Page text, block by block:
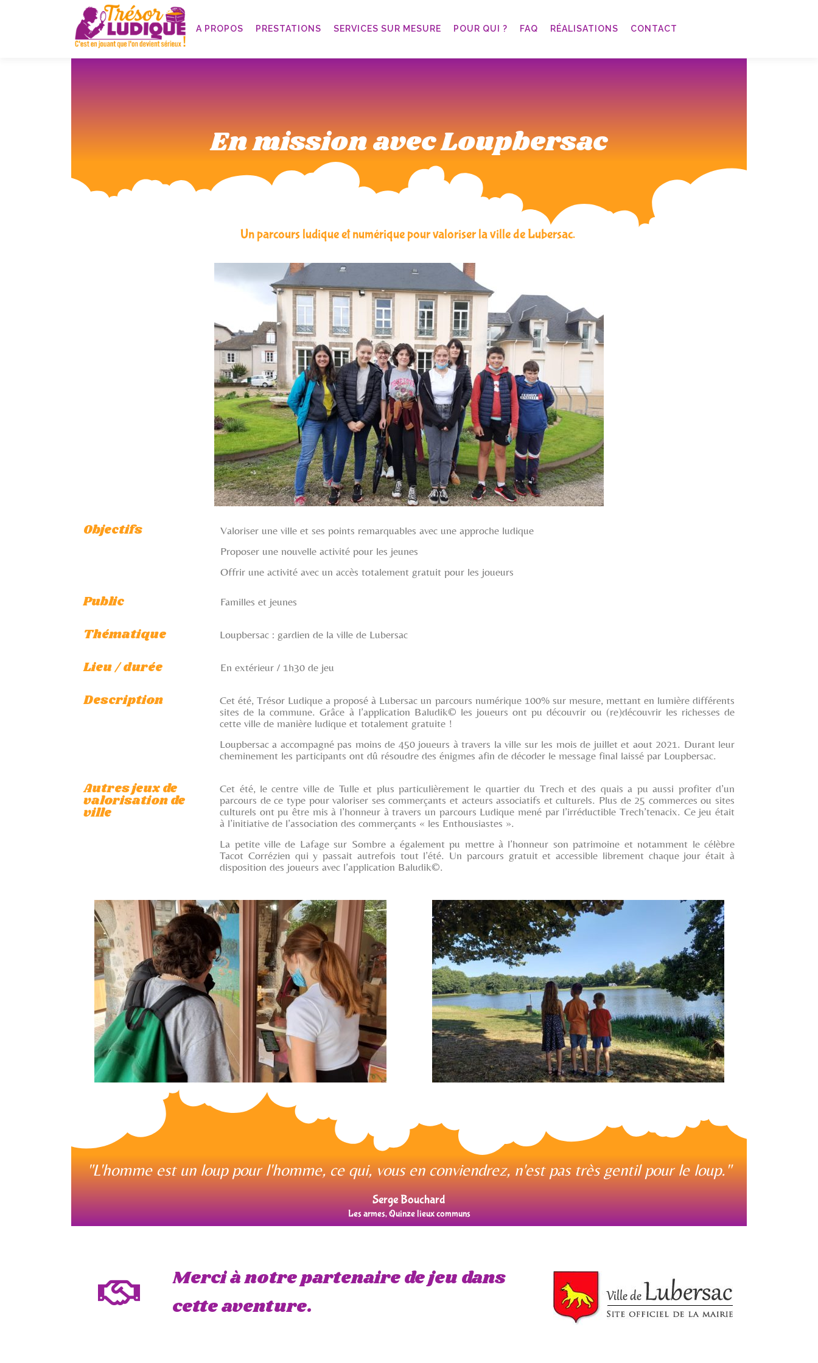
A PROPOS PRESTATIONS SERVICES SUR MESURE POUR QUI ? FAQ RÉALISATIONS CONTACT
En mission avec Loupbersac
Un parcours ludique et numérique pour valoriser la ville de Lubersac.
Objectifs
Valoriser une ville et ses points remarquables avec une approche ludique
Proposer une nouvelle activité pour les jeunes
Offrir une activité avec un accès totalement gratuit pour les joueurs
Public Familles et jeunes
Thématique Loupbersac : gardien de la ville de Lubersac
Lieu / durée En extérieur / 1h30 de jeu
Description
Cet été, Trésor Ludique a proposé à Lubersac un parcours numérique 100% sur mesure, mettant en lumière différents
sites de la commune. Grâce à l’application Baludik© les joueurs ont pu découvrir ou (re)découvrir les richesses de
cette ville de manière ludique et totalement gratuite !
Loupbersac a accompagné pas moins de 450 joueurs à travers la ville sur les mois de juillet et aout 2021. Durant leur
cheminement les participants ont dû résoudre des énigmes afin de décoder le message final laissé par Loupbersac.
Autres jeux de
valorisation de
ville
Cet été, le centre ville de Tulle et plus particulièrement le quartier du Trech et des quais a pu aussi profiter d’un
parcours de ce type pour valoriser ses commerçants et acteurs associatifs et culturels. Plus de 25 commerces ou sites
culturels ont pu être mis à l’honneur à travers un parcours Ludique mené par l’irréductible Trech’tenacix. Ce jeu était
à l’initiative de l’association des commerçants « les Enthousiastes ».
La petite ville de Lafage sur Sombre a également pu mettre à l’honneur son patrimoine et notamment le célèbre
Tacot Corrézien qui y passait autrefois tout l’été. Un parcours gratuit et accessible librement chaque jour était à
disposition des joueurs avec l’application Baludik©.
"L'homme est un loup pour l'homme, ce qui, vous en conviendrez, n'est pas très gentil pour le loup."
Serge Bouchard
Les armes, Quinze lieux communs
Merci à notre partenaire de jeu dans
cette aventure.